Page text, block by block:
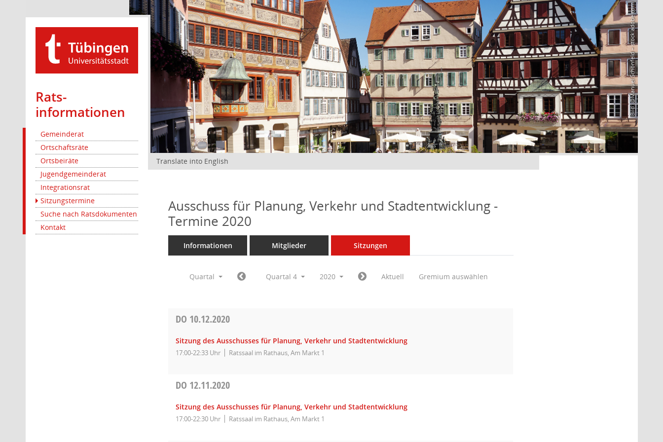
Rats­
informationen
Gemeinderat
Ortschaftsräte
Ortsbeiräte
Jugendgemeinderat
Integrationsrat
Sitzungstermine
Suche nach Ratsdokumenten
Kontakt
Bild: @Manuel Schönfeld – stock.adobe.com
Translate into English
Ausschuss für Planung, Verkehr und Stadtentwicklung -
Termine 2020
Informationen Mitglieder Sitzungen
Quartal Quartal 4 2020 Aktuell Gremium auswählen
DO 10.12.2020
Sitzung des Ausschusses für Planung, Verkehr und Stadtentwicklung
17:00-22:33 Uhr Ratssaal im Rathaus, Am Markt 1
DO 12.11.2020
Sitzung des Ausschusses für Planung, Verkehr und Stadtentwicklung
17:00-22:30 Uhr Ratssaal im Rathaus, Am Markt 1